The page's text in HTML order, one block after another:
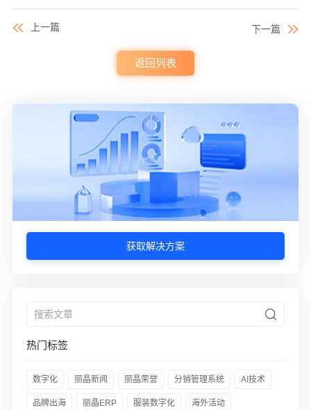
上一篇 下一篇
返回列表
获取解决方案
热门标签
数字化 丽晶新闻 丽晶荣誉 分销管理系统 AI技术
品牌出海 丽晶ERP 服装数字化 海外活动